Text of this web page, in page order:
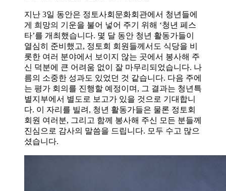
지난 3일 동안은 정토사회문화회관에서 청년들에
게 희망의 기운을 불어 넣어 주기 위해 ‘청년 페스
타’를 개최했습니다. 몇 달 동안 청년 활동가들이
열심히 준비했고, 정토회 회원들께서도 식당을 비
롯한 여러 분야에서 보이지 않는 곳에서 봉사해 주
신 덕분에 큰 어려움 없이 잘 마무리되었습니다. 나
름의 소중한 성과도 있었던 것 같습니다. 다음 주에
는 평가 회의를 진행할 예정이며, 그 결과는 청년특
별지부에서 별도로 보고가 있을 것으로 기대합니
다. 이 자리를 빌려, 청년 활동가들은 물론 정토회
회원 여러분, 그리고 함께 봉사해 주신 모든 분들께
진심으로 감사의 말씀을 드립니다. 모두 수고 많으
셨습니다.